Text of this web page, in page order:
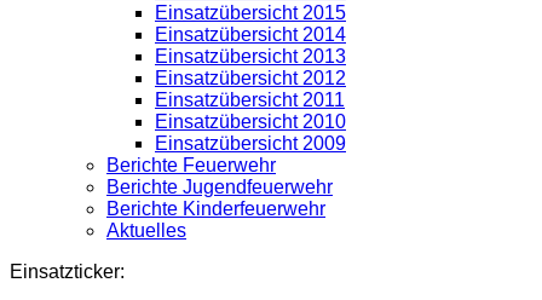
Einsatzübersicht 2015
Einsatzübersicht 2014
Einsatzübersicht 2013
Einsatzübersicht 2012
Einsatzübersicht 2011
Einsatzübersicht 2010
Einsatzübersicht 2009
Berichte Feuerwehr
Berichte Jugendfeuerwehr
Berichte Kinderfeuerwehr
Aktuelles
Einsatzticker: